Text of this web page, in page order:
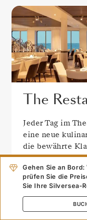
The
Jeder Tag im
eine neue
die bewährte
und die Aromen
Reise einfängt.
Gehen Sie an
prüfen Sie die
Sie Ihre Silversea-